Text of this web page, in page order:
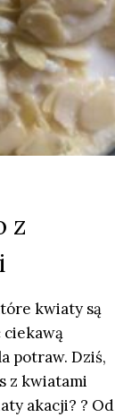
z
kwiaty są
ciekawą
potraw. Dziś,
z kwiatami
akacji? ? Od